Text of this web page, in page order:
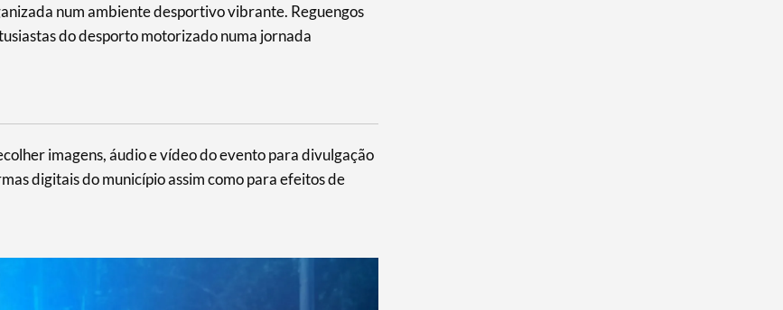
num ambiente desportivo vibrante. Reguengos
do desporto motorizado numa jornada
imagens, áudio e vídeo do evento para divulgação
digitais do município assim como para efeitos de